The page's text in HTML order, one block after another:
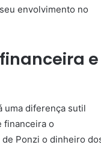
envolvimento no
e
uma diferença sutil
financeira o
Ponzi o dinheiro